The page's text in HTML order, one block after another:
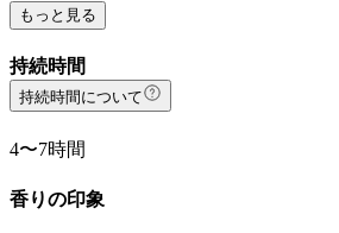
もっと見る
持続時間
持続時間について
4〜7時間
香りの印象